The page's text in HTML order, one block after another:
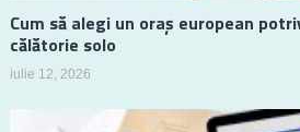
Cum să alegi un oraș european
călătorie solo
iulie 12, 2026